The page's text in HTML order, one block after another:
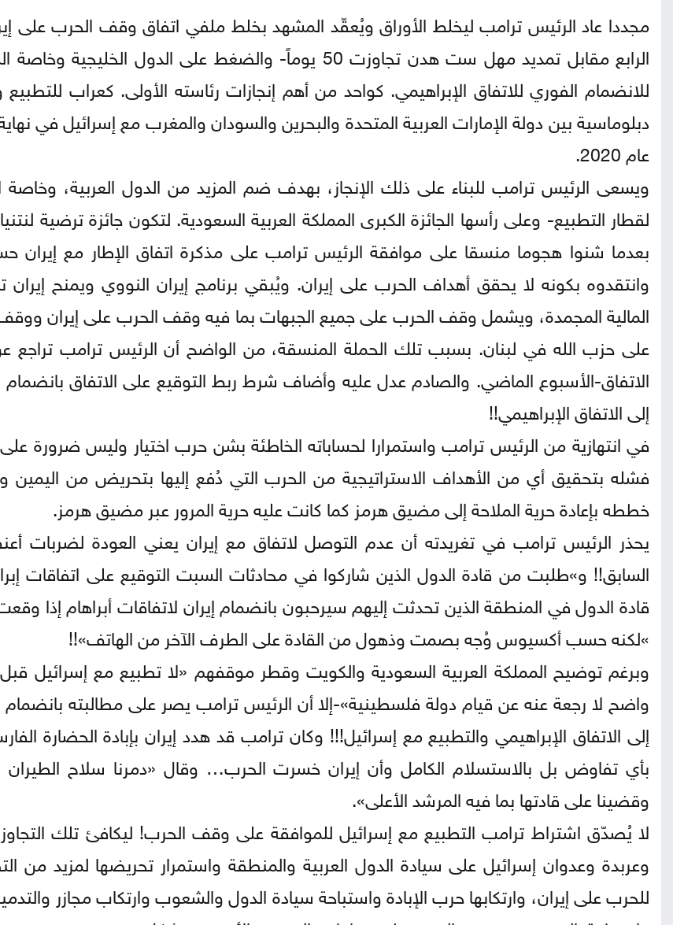
مجددا عاد الرئيس ترامب ليخلط الأوراق ويُعقّد المشهد بخلط ملفي اتفاق وقف الحرب على
الرابع مقابل تمديد مهل ست هدن تجاوزت 50 يوماً- والضغط على الدول
للانضمام الفوري للاتفاق الإبراهيمي. كواحد من أهم إنجازات رئاسته الأولى. كعراب
دبلوماسية بين دولة الإمارات العربية المتحدة والبحرين والسودان والمغرب مع إسرائيل في
عام 2020.
ويسعى الرئيس ترامب للبناء على ذلك الإنجاز، بهدف ضم المزيد من الدول العربية، وخاصة
لقطار التطبيع- وعلى رأسها الجائزة الكبرى المملكة العربية السعودية. لتكون جائزة ترضية
بعدما شنوا هجوما منسقا على موافقة الرئيس ترامب على مذكرة اتفاق الإطار مع
وانتقدوه بكونه لا يحقق أهداف الحرب على إيران. ويُبقي برنامج إيران النووي ويمنح إيران
المالية المجمدة، ويشمل وقف الحرب على جميع الجبهات بما فيه وقف الحرب على إيران
على حزب الله في لبنان. بسبب تلك الحملة المنسقة، من الواضح أن الرئيس ترامب تراجع
الاتفاق-الأسبوع الماضي. والصادم عدل عليه وأضاف شرط ربط التوقيع على الاتفاق بانضمام
إلى الاتفاق الإبراهيمي!!
في انتهازية من الرئيس ترامب واستمرارا لحساباته الخاطئة بشن حرب اختيار وليس ضرورة
فشله بتحقيق أي من الأهداف الاستراتيجية من الحرب التي دُفع إليها بتحريض من اليمين
خططه بإعادة حرية الملاحة إلى مضيق هرمز كما كانت عليه حرية المرور عبر مضيق هرمز.
يحذر الرئيس ترامب في تغريدته أن عدم التوصل لاتفاق مع إيران يعني العودة لضربات
السابق!! و‏»طلبت من قادة الدول الذين شاركوا في محادثات السبت التوقيع على اتفاقات
قادة الدول في المنطقة الذين تحدثت إليهم سيرحبون بانضمام إيران لاتفاقات أبراهام إذا
‏»لكنه حسب أكسيوس وُجه بصمت وذهول من القادة على الطرف الآخر من الهاتف»!!
وبرغم توضيح المملكة العربية السعودية والكويت وقطر موقفهم «لا تطبيع مع إسرائيل قبل
واضح لا رجعة عنه عن قيام دولة فلسطينية»-إلا أن الرئيس ترامب يصر على مطالبته بانضمام
إلى الاتفاق الإبراهيمي والتطبيع مع إسرائيل!!! وكان ترامب قد هدد إيران بإبادة الحضارة
بأي تفاوض بل بالاستسلام الكامل وأن إيران خسرت الحرب… وقال «دمرنا سلاح الطيران
وقضينا على قادتها بما فيه المرشد الأعلى».
لا يُصدّق اشتراط ترامب التطبيع مع إسرائيل للموافقة على وقف الحرب! ليكافئ تلك
وعربدة وعدوان إسرائيل على سيادة الدول العربية والمنطقة واستمرار تحريضها لمزيد من
للحرب على إيران، وارتكابها حرب الإبادة واستباحة سيادة الدول والشعوب وارتكاب مجازر